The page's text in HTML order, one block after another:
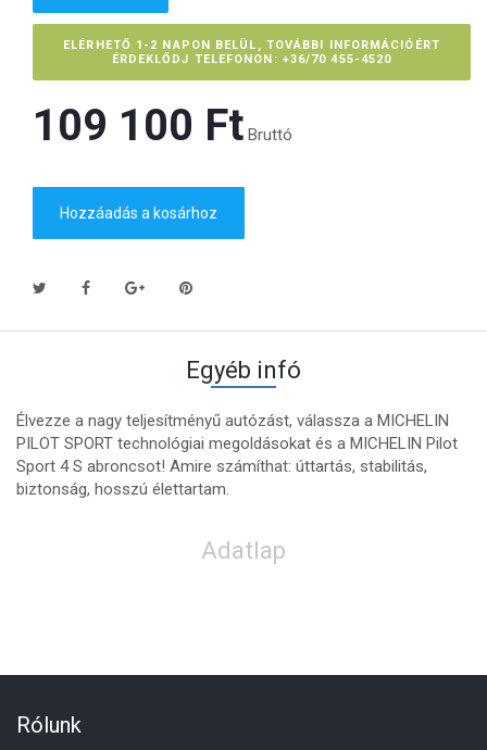
ELÉRHETŐ 1-2 NAPON BELÜL, TOVÁBBI INFORMÁCIÓÉRT
ÉRDEKLŐDJ TELEFONON: +36/70 455-4520
109 100 Ft‎ Bruttó
Hozzáadás a kosárhoz
Egyéb infó
Élvezze a nagy teljesítményű autózást, válassza a MICHELIN
PILOT SPORT technológiai megoldásokat és a MICHELIN Pilot
Sport 4 S abroncsot! Amire számíthat: úttartás, stabilitás,
biztonság, hosszú élettartam.
Adatlap
Rólunk